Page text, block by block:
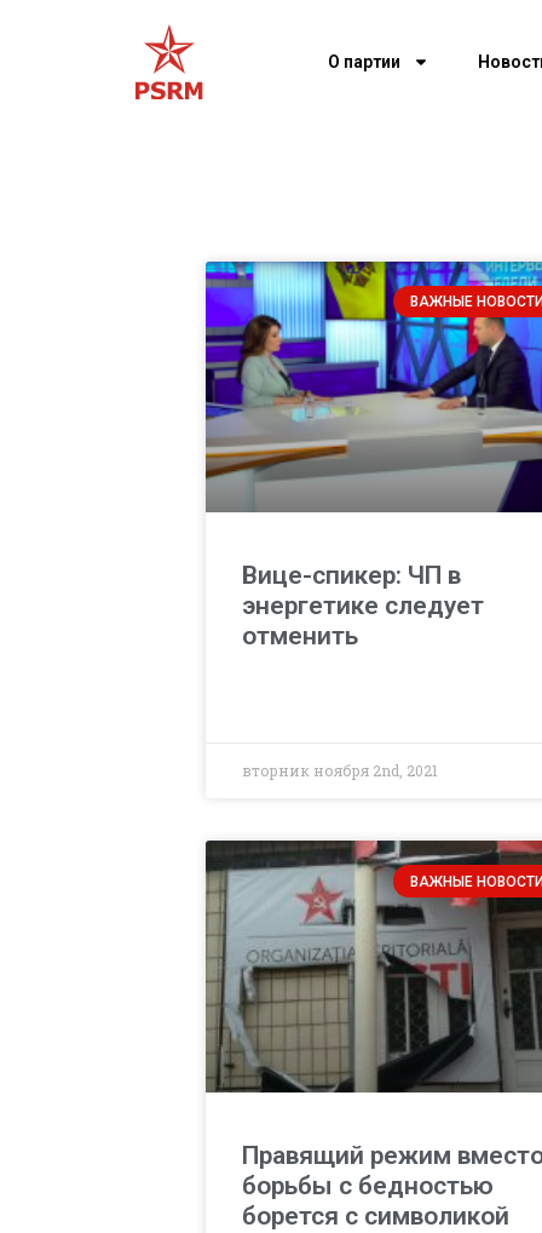
О партии
ВАЖНЫЕ
Вице-спикер: ЧП в
энергетике следует
отменить
вторник ноября 2nd, 2021
ВАЖНЫЕ
Правящий режим
борьбы с бедностью
борется с символикой